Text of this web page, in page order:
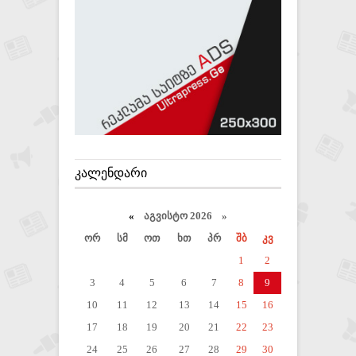
ᲙᲐᲚᲔᲜᲓᲐᲠᲘ
« აგვისტო 2026 »
ორ
სმ ოთ ხთ პრ შბ
კვ
1
2
3
4 5 6 7 8
9
10
11 12 13 14 15
16
17
18 19 20 21 22
23
24
25 26 27 28 29
30